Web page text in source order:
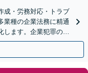
成・労務対応・トラブ
業種の企業法務に精通
します。企業犯罪のご